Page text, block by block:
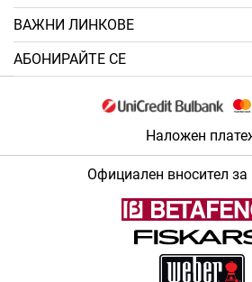
ВАЖНИ ЛИНКОВЕ
АБОНИРАЙТЕ СЕ
Наложен
Официален вносител за